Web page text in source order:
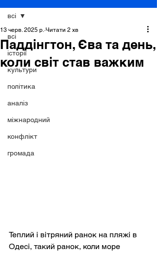
всі
історії
культури
політика
аналіз
міжнародний
конфлікт
громада
всі
Паддінгтон, Єва та день,
коли світ став важким
13 черв. 2025 р. Читати 2 хв
Теплий і вітряний ранок на пляжі в
Одесі, такий ранок, коли море